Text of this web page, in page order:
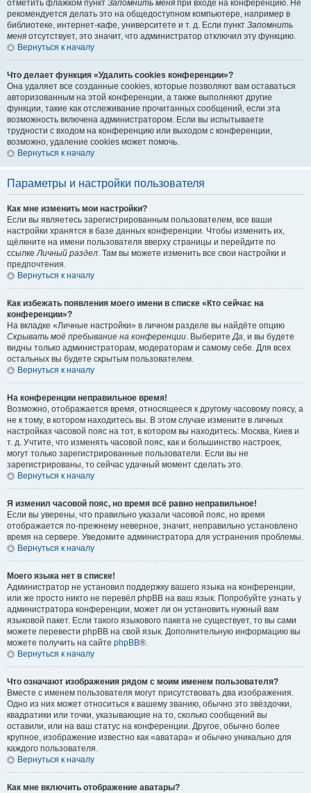
отметить флажком пункт Запомнить меня при входе на конференцию. Не
рекомендуется делать это на общедоступном компьютере, например в
библиотеке, интернет-кафе, университете и т. д. Если пункт Запомнить
меня отсутствует, это значит, что администратор отключил эту функцию.
Вернуться к началу
Что делает функция «Удалить cookies конференции»?
Она удаляет все созданные cookies, которые позволяют вам оставаться
авторизованным на этой конференции, а также выполняют другие
функции, такие как отслеживание прочитанных сообщений, если эта
возможность включена администратором. Если вы испытываете
трудности с входом на конференцию или выходом с конференции,
возможно, удаление cookies может помочь.
Вернуться к началу
Параметры и настройки пользователя
Как мне изменить мои настройки?
Если вы являетесь зарегистрированным пользователем, все ваши
настройки хранятся в базе данных конференции. Чтобы изменить их,
щёлкните на имени пользователя вверху страницы и перейдите по
ссылкеЛичный раздел. Там вы можете изменить все свои настройки и
предпочтения.
Вернуться к началу
Как избежать появления моего имени в списке «Кто сейчас на
конференции»?
На вкладке «Личные настройки» в личном разделе вы найдёте опцию
Скрывать моё пребывание на конференции. ВыберитеДа, и вы будете
видны только администраторам, модераторам и самому себе. Для всех
остальных вы будете скрытым пользователем.
Вернуться к началу
На конференции неправильное время!
Возможно, отображается время, относящееся к другому часовому поясу, а
не к тому, в котором находитесь вы. В этом случае измените в личных
настройках часовой пояс на тот, в котором вы находитесь: Москва, Киев и
т. д. Учтите, что изменять часовой пояс, как и большинство настроек,
могут только зарегистрированные пользователи. Если вы не
зарегистрированы, то сейчас удачный момент сделать это.
Вернуться к началу
Я изменил часовой пояс, но время всё равно неправильное!
Если вы уверены, что правильно указали часовой пояс, но время
отображается по-прежнему неверное, значит, неправильно установлено
время на сервере. Уведомите администратора для устранения проблемы.
Вернуться к началу
Моего языка нет в списке!
Администратор не установил поддержку вашего языка на конференции,
или же просто никто не перевёл phpBB на ваш язык. Попробуйте узнать у
администратора конференции, может ли он установить нужный вам
языковой пакет. Если такого языкового пакета не существует, то вы сами
можете перевести phpBB на свой язык. Дополнительную информацию вы
можете получить на сайте phpBB®.
Вернуться к началу
Что означают изображения рядом с моим именем пользователя?
Вместе с именем пользователя могут присутствовать два изображения.
Одно из них может относиться к вашему званию, обычно это звёздочки,
квадратики или точки, указывающие на то, сколько сообщений вы
оставили, или на ваш статус на конференции. Другое, обычно более
крупное, изображение известно как «аватара» и обычно уникально для
каждого пользователя.
Вернуться к началу
Как мне включить отображение аватары?